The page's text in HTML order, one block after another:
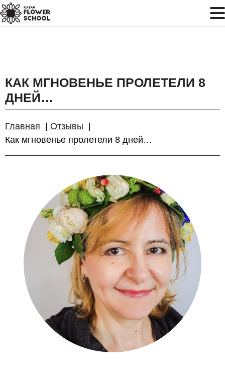
КАК МГНОВЕНЬЕ ПРОЛЕТЕЛИ 8
ДНЕЙ…
Главная
Отзывы
Как мгновенье пролетели 8 дней…